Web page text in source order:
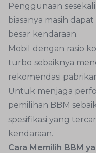
Penggunaan
biasanya masih
besar kendaraan.
Mobil dengan rasio
turbo sebaiknya
rekomendasi
Untuk menjaga
pemilihan BBM
spesifikasi yang
kendaraan.
Cara Memilih BBM